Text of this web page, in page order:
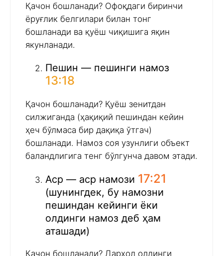
Қачон бошланади? Офоқдаги биринчи
ёруғлик белгилари билан тонг
бошланади ва қуёш чиқишига яқин
якунланади.
Пешин — пешинги намоз
13:18
Қачон бошланади? Қуёш зенитдан
силжиганда (ҳақиқий пешиндан кейин
ҳеч бўлмаса бир дақиқа ўтгач)
бошланади. Намоз соя узунлиги объект
баландлигига тенг бўлгунча давом этади.
Аср — аср намози 17:21
(шунингдек, бу намозни
пешиндан кейинги ёки
олдинги намоз деб ҳам
аташади)
Қачон бошланади? Дарҳол олдинги